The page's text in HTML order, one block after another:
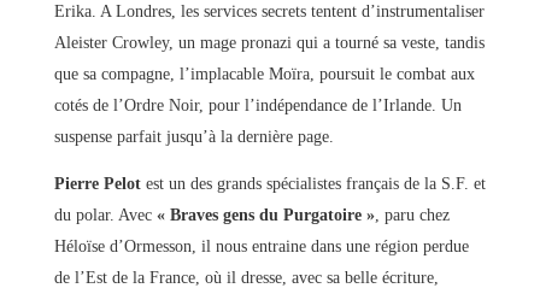
Erika. A Londres, les services secrets tentent d’instrumentaliser
Aleister Crowley, un mage pronazi qui a tourné sa veste, tandis
que sa compagne, l’implacable Moïra, poursuit le combat aux
cotés de l’Ordre Noir, pour l’indépendance de l’Irlande. Un
suspense parfait jusqu’à la dernière page.
Pierre Pelotest un des grands spécialistes français de la S.F. et
du polar. Avec « Braves gens du Purgatoire », paru chez
Héloïse d’Ormesson, il nous entraine dans une région perdue
de l’Est de la France, où il dresse, avec sa belle écriture,